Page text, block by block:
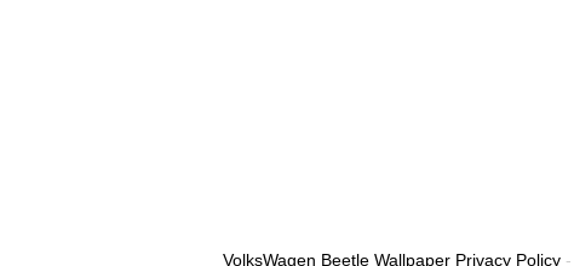
VolksWagen Beetle Wallpaper Privacy Policy -